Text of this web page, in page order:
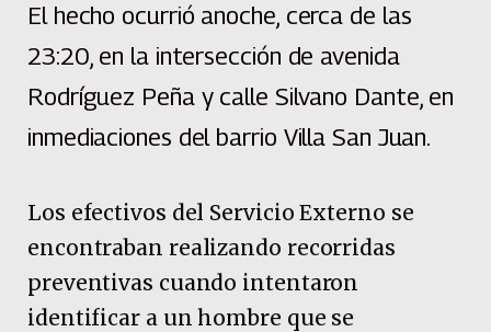
El hecho ocurrió anoche, cerca de las
23:20, en la intersección de avenida
Rodríguez Peña y calle Silvano Dante, en
inmediaciones del barrio Villa San Juan.
Los efectivos del Servicio Externo se
encontraban realizando recorridas
preventivas cuando intentaron
identificar a un hombre que se